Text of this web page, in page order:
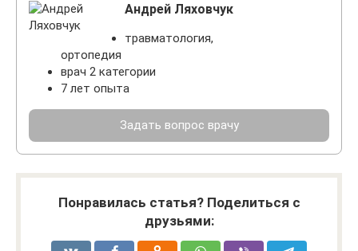
Андрей Ляховчук
травматология,
ортопедия
врач 2 категории
7 лет опыта
Задать вопрос врачу
Понравилась статья? Поделиться с
друзьями: